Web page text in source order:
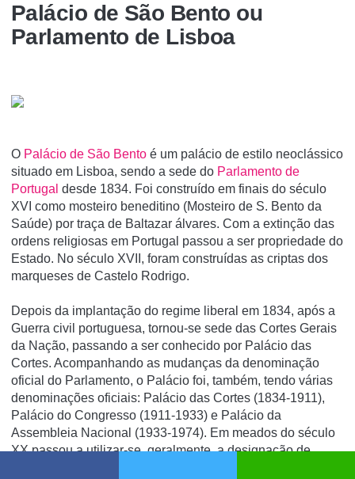
Palácio de São Bento ou
Parlamento de Lisboa
O Palácio de São Bento é um palácio de estilo neoclássico
situado em Lisboa, sendo a sede do Parlamento de
Portugal desde 1834. Foi construí­do em finais do século
XVI como mosteiro beneditino (Mosteiro de S. Bento da
Saúde) por traça de Baltazar álvares. Com a extinção das
ordens religiosas em Portugal passou a ser propriedade do
Estado. No século XVII, foram construí­das as criptas dos
marqueses de Castelo Rodrigo.
Depois da implantação do regime liberal em 1834, após a
Guerra civil portuguesa, tornou-se sede das Cortes Gerais
da Nação, passando a ser conhecido por Palácio das
Cortes. Acompanhando as mudanças da denominação
oficial do Parlamento, o Palácio foi, também, tendo várias
denominações oficiais: Palácio das Cortes (1834-1911),
Palácio do Congresso (1911-1933) e Palácio da
Assembleia Nacional (1933-1974). Em meados do século
XX passou a utilizar-se, geralmente, a designação de